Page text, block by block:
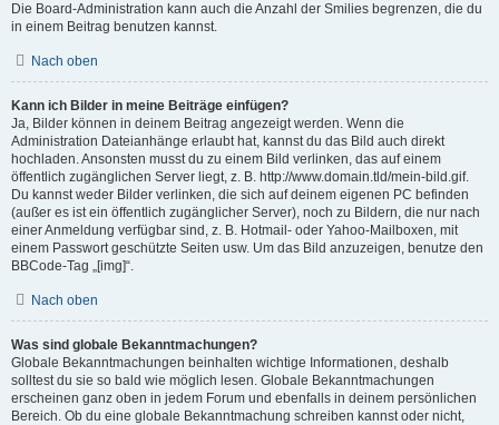
Die Board-Administration kann auch die Anzahl der Smilies begrenzen, die du
in einem Beitrag benutzen kannst.
Nach oben
Kann ich Bilder in meine Beiträge einfügen?
Ja, Bilder können in deinem Beitrag angezeigt werden. Wenn die
Administration Dateianhänge erlaubt hat, kannst du das Bild auch direkt
hochladen. Ansonsten musst du zu einem Bild verlinken, das auf einem
öffentlich zugänglichen Server liegt, z. B. http://www.domain.tld/mein-bild.gif.
Du kannst weder Bilder verlinken, die sich auf deinem eigenen PC befinden
(außer es ist ein öffentlich zugänglicher Server), noch zu Bildern, die nur nach
einer Anmeldung verfügbar sind, z. B. Hotmail- oder Yahoo-Mailboxen, mit
einem Passwort geschützte Seiten usw. Um das Bild anzuzeigen, benutze den
BBCode-Tag „[img]“.
Nach oben
Was sind globale Bekanntmachungen?
Globale Bekanntmachungen beinhalten wichtige Informationen, deshalb
solltest du sie so bald wie möglich lesen. Globale Bekanntmachungen
erscheinen ganz oben in jedem Forum und ebenfalls in deinem persönlichen
Bereich. Ob du eine globale Bekanntmachung schreiben kannst oder nicht,